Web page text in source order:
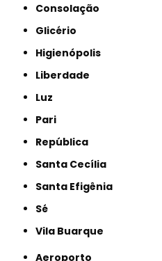
Consolação
Glicério
Higienópolis
Liberdade
Luz
Pari
República
Santa Cecília
Santa Efigênia
Sé
Vila Buarque
Aeroporto